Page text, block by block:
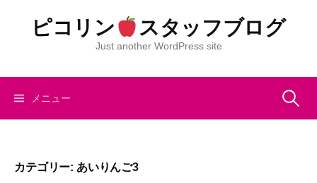
ツ
ピコリン スタッフブログ
Just another WordPress site
メニュー 検
カテゴリー: あいりんご3